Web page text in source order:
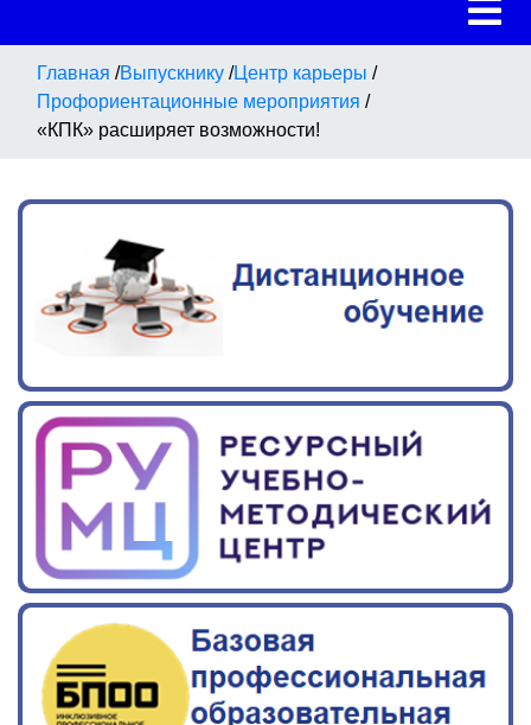
Главная /Выпускнику /Центр карьеры /
Профориентационные мероприятия /
«КПК» расширяет возможности!